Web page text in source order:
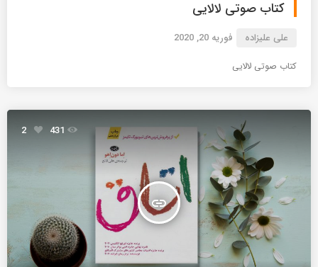
کتاب صوتی لالایی
علی علیزاده فوریه 20, 2020
کتاب صوتی لالایی
insert_link